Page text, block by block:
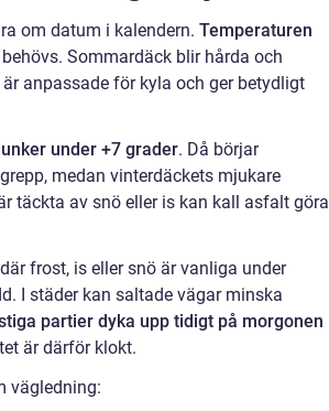
om datum i kalendern. Temperaturen
Sommardäck blir hårda och
anpassade för kyla och ger betydligt
under +7 grader. Då börjar
medan vinterdäckets mjukare
täckta av snö eller is kan kall asfalt göra
frost, is eller snö är vanliga under
I städer kan saltade vägar minska
partier dyka upp tidigt på morgonen
är därför klokt.
vägledning: